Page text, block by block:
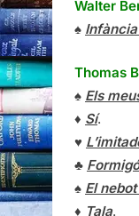
Walter
♠
Thomas
♠ Els
♦ Sí.
♥
♣ Formigó
♠ El
♦ Tala.